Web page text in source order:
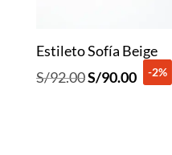
Estileto Sofía Beige
S/92.00El
S/90.00El
-2%